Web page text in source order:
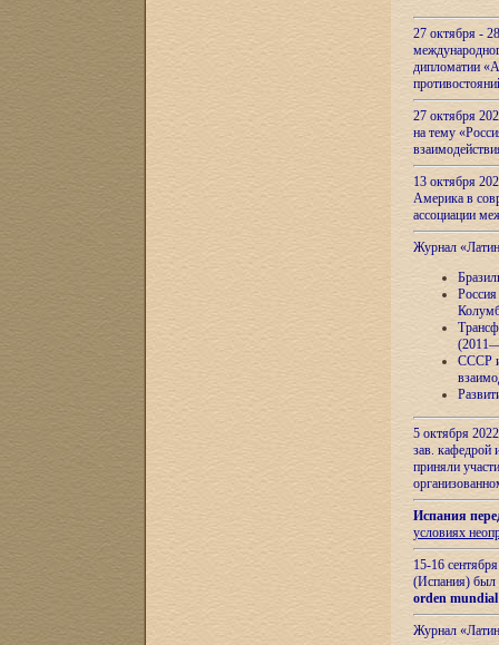
27 октября -
дипломатии
27 октября
на тему
13 октября
Америка в
ассоциации
Журнал
СССР и
5 октября
зав.
приняли
Испания
условиях
15-16
(Испания) был
orden
Журнал